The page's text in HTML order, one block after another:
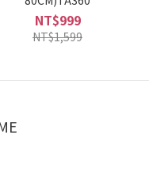
NT$999
NT$1,599